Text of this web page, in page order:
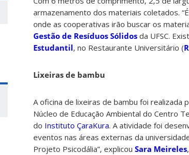
armazenamento dos materiais coletados.
onde as cooperativas irão buscar os
Gestão de Resíduos Sólidos da UFSC.
Estudantil, no Restaurante Universitário (
Lixeiras de bambu
A oficina de lixeiras de bambu foi realizada
Núcleo de Educação Ambiental do Centro
do Instituto ÇaraKura. A atividade foi
eventos nas áreas externas da
Projeto Psicodália”, explicou Sara Meireles